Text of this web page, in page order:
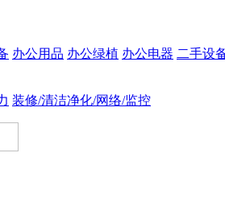
办公用品 办公绿植 办公电器 二手设
装修/清洁净化/网络/监控